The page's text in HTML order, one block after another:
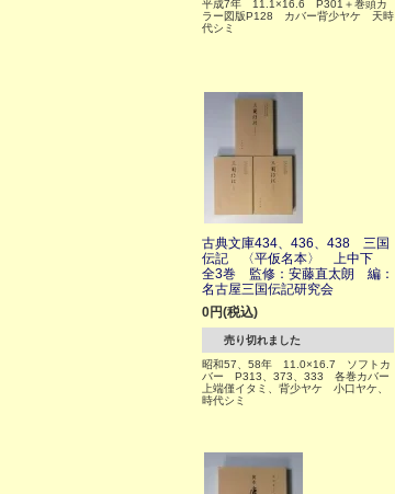
平成7年 11.1×16.6 P301＋巻頭カ
ラー図版P128 カバー背少ヤケ 天時
代シミ
古典文庫434、436、438 三国
伝記 〈平仮名本〉 上中下
全3巻 監修：安藤直太朗 編：
名古屋三国伝記研究会
0円(税込)
売り切れました
昭和57、58年 11.0×16.7 ソフトカ
バー P313、373、333 各巻カバー
上端僅イタミ、背少ヤケ 小口ヤケ、
時代シミ